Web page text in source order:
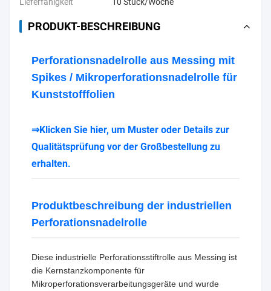
PRODUKT-BESCHREIBUNG
Perforationsnadelrolle aus Messing mit
Spikes / Mikroperforationsnadelrolle für
Kunststofffolien
⇒Klicken Sie hier, um Muster oder Details zur
Qualitätsprüfung vor der Großbestellung zu
erhalten.
Produktbeschreibung der industriellen
Perforationsnadelrolle
Diese industrielle Perforationsstiftrolle aus Messing ist
die Kernstanzkomponente für
Mikroperforationsverarbeitungsgeräte und wurde